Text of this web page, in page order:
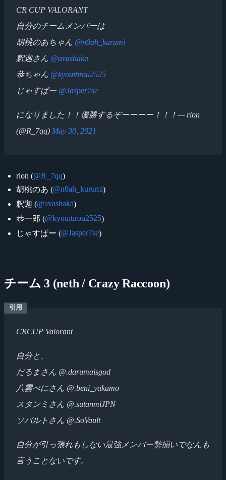
CR CUP VALORANT
自分のチームメンバーは
胡桃のあちゃん @n0ah_kurumi
釈迦さん @avashaka
恭ちゃん @kyouitirou2525
じゃすぱー @Jasper7se
になりました！！優勝するぞーーーー！！！— rion
(@R_7qq) May 30, 2021
rion (@R_7qq)
胡桃のあ (@n0ah_kurumi)
釈迦 (@avashaka)
恭一郎 (@kyouitirou2525)
じゃすぱー (@Jasper7se)
チーム 3 (neth / Crazy Raccoon)
CRCUP Valorant
自分と、
だるまさん @.darumaisgod
八雲べにさん @.beni_yakumo
スタンミさん @.sutanmiJPN
ソバルトさん @.SoVault
自分が引っ張れもしない最強メンバー勢揃いでなんも
言うことないです。